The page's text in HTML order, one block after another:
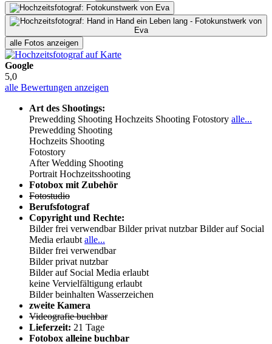
alle Fotos anzeigen
Google
5,0
alle Bewertungen anzeigen
Art des Shootings:
Prewedding Shooting Hochzeits Shooting Fotostory alle...
Prewedding Shooting
Hochzeits Shooting
Fotostory
After Wedding Shooting
Portrait Hochzeitsshooting
Fotobox mit Zubehör
Fotostudio
Berufsfotograf
Copyright und Rechte:
Bilder frei verwendbarBilder privat nutzbarBilder auf Social
Media erlaubt alle...
Bilder frei verwendbar
Bilder privat nutzbar
Bilder auf Social Media erlaubt
keine Vervielfältigung erlaubt
Bilder beinhalten Wasserzeichen
zweite Kamera
Videografie buchbar
Lieferzeit: 21 Tage
Fotobox alleine buchbar